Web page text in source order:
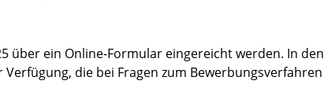
über ein Online-Formular eingereicht werden. In den
die bei Fragen zum Bewerbungsverfahren